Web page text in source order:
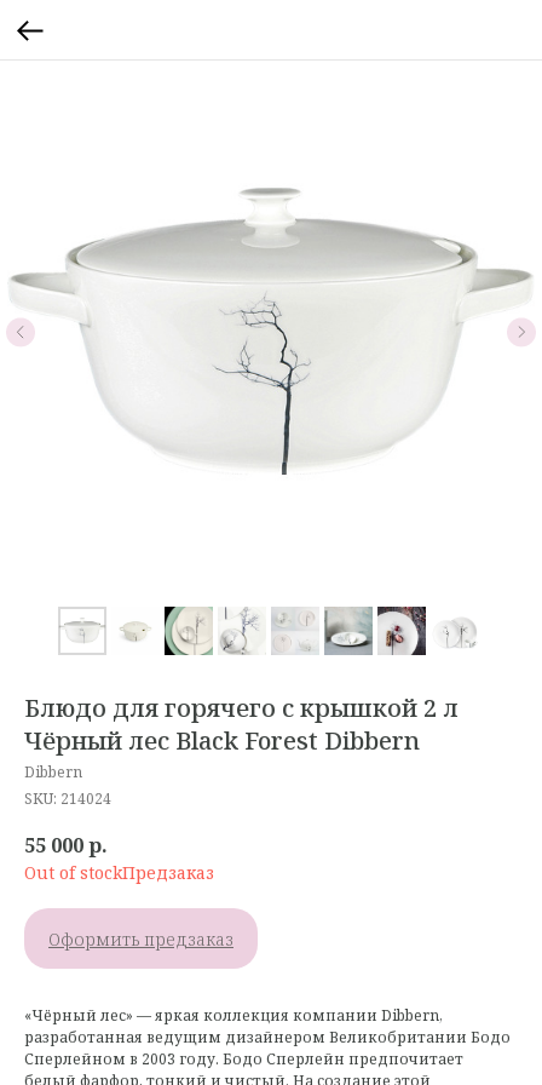
Блюдо для горячего с крышкой 2 л
Чёрный лес Black Forest Dibbern
Dibbern
SKU: 214024
55 000р.
Out of stock
Оформить предзаказ
«Чёрный лес» — яркая коллекция компании Dibbern,
разработанная ведущим дизайнером Великобритании Бодо
Сперлейном в 2003 году. Бодо Сперлейн предпочитает